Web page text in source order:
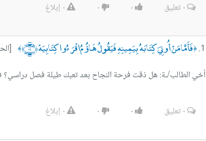
٠تعليق ٠ ٠ ٠ إبلاغ
﴿فَأَمَّا مَنْ أُوتِيَ كِتَابَهُ بِيَمِينِهِ فَيَقُولُ هَاؤُمُ اقْرَءُوا كِتَابِيَهْ ﴿١٩﴾ ﴾
أخي الطالب/ـة: هل ذقت فرحة النجاح بعد تعبك طيلة فصل دراسي؟
٠تعليق ٠ ٠ ٠ إبلاغ